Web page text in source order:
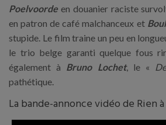
Poelvoorde en douanier raciste
en patron de café malchanceux et
stupide. Le film traine un peu en
le trio belge garanti quelque fous
également à Bruno Lochet, le «
pathétique.
La bande-annonce vidéo de Rien